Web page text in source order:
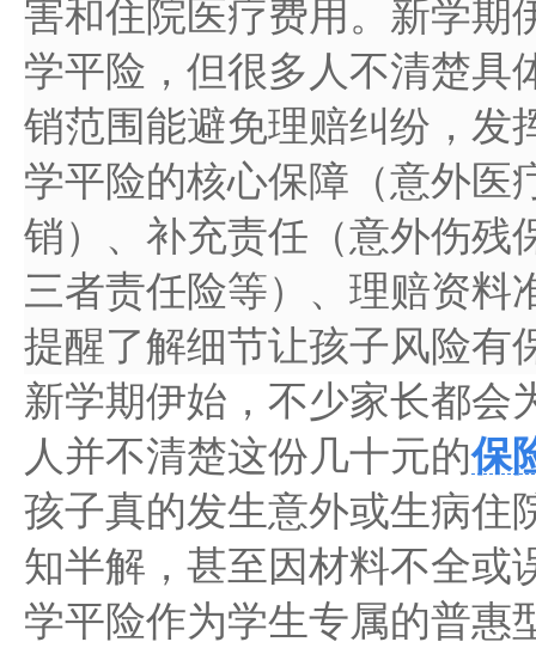
害和住院医疗费用。新学期
学平险，但很多人不清楚具
销范围能避免理赔纠纷，发
学平险的核心保障（意外医
销）、补充责任（意外伤残
三者责任险等）、理赔资料
提醒了解细节让孩子风险有
新学期伊始，不少家长都会
人并不清楚这份几十元的保
孩子真的发生意外或生病住
知半解，甚至因材料不全或
学平险作为学生专属的普惠